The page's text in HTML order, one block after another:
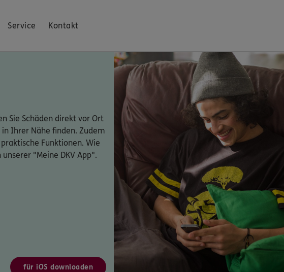
Service Kontakt
Sie Schäden direkt vor Ort
Ihrer Nähe finden. Zudem
Funktionen. Wie
"Meine DKV App".
für iOS downloaden